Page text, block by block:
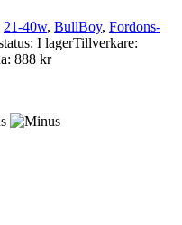
21-40w, BullBoy, Fordons­
I lagerTillverkare:
888 kr